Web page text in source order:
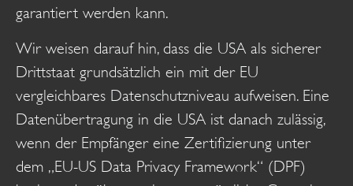
garantiert werden kann.
Wir weisen darauf hin, dass die USA als sicherer
Drittstaat grundsätzlich ein mit der EU
vergleichbares Datenschutzniveau aufweisen. Eine
Datenübertragung in die USA ist danach zulässig,
wenn der Empfänger eine Zertifizierung unter
dem „EU-US Data Privacy Framework“ (DPF)